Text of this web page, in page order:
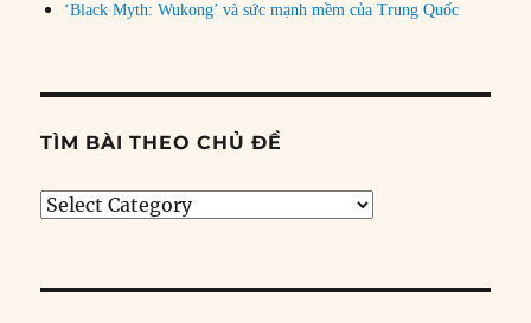
‘Black Myth: Wukong’ và sức mạnh mềm của Trung Quốc
TÌM BÀI THEO CHỦ ĐỀ
Tìm